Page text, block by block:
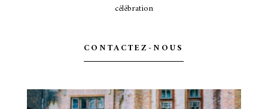
célébration
CONTACTEZ-NOUS